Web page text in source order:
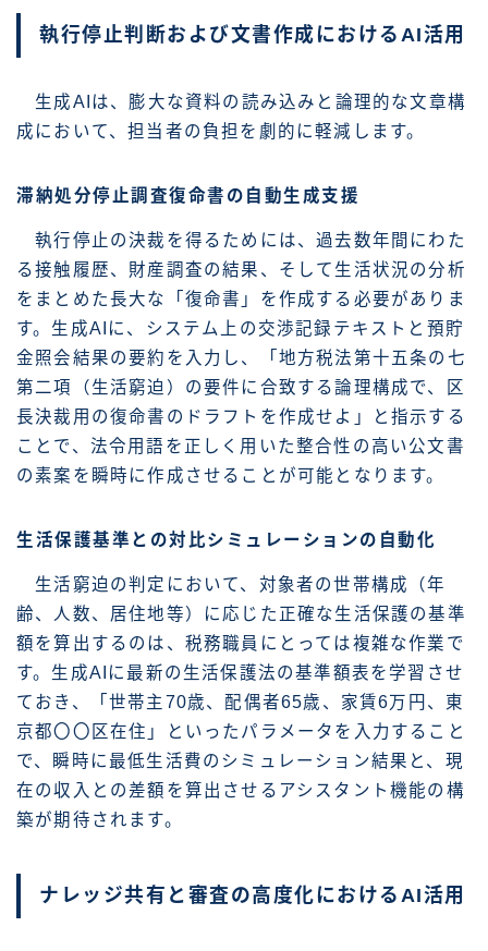
執行停止判断および文書作成におけるAI活用
生成AIは、膨大な資料の読み込みと論理的な文章構
成において、担当者の負担を劇的に軽減します。
滞納処分停止調査復命書の自動生成支援
執行停止の決裁を得るためには、過去数年間にわた
る接触履歴、財産調査の結果、そして生活状況の分析
をまとめた長大な「復命書」を作成する必要がありま
す。生成AIに、システム上の交渉記録テキストと預貯
金照会結果の要約を入力し、「地方税法第十五条の七
第二項（生活窮迫）の要件に合致する論理構成で、区
長決裁用の復命書のドラフトを作成せよ」と指示する
ことで、法令用語を正しく用いた整合性の高い公文書
の素案を瞬時に作成させることが可能となります。
生活保護基準との対比シミュレーションの自動化
生活窮迫の判定において、対象者の世帯構成（年
齢、人数、居住地等）に応じた正確な生活保護の基準
額を算出するのは、税務職員にとっては複雑な作業で
す。生成AIに最新の生活保護法の基準額表を学習させ
ておき、「世帯主70歳、配偶者65歳、家賃6万円、東
京都〇〇区在住」といったパラメータを入力すること
で、瞬時に最低生活費のシミュレーション結果と、現
在の収入との差額を算出させるアシスタント機能の構
築が期待されます。
ナレッジ共有と審査の高度化におけるAI活用